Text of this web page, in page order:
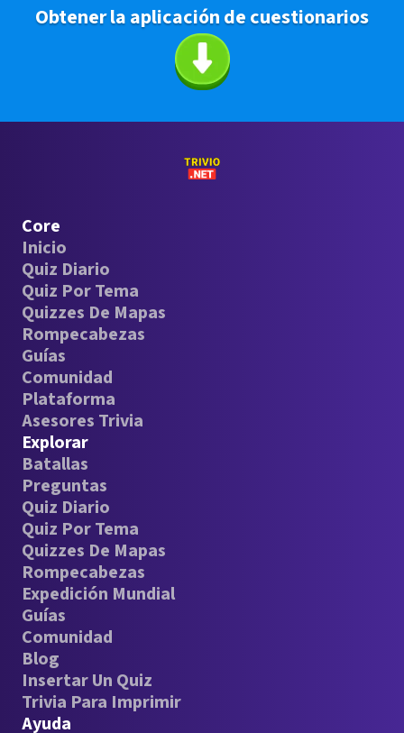
Obtener la aplicación de cuestionarios
Core
Inicio
Quiz Diario
Quiz Por Tema
Quizzes De Mapas
Rompecabezas
Guías
Comunidad
Plataforma
Asesores Trivia
Explorar
Batallas
Preguntas
Quiz Diario
Quiz Por Tema
Quizzes De Mapas
Rompecabezas
Expedición Mundial
Guías
Comunidad
Blog
Insertar Un Quiz
Trivia Para Imprimir
Ayuda